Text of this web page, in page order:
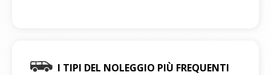
I TIPI DEL NOLEGGIO PIÙ FREQUENTI